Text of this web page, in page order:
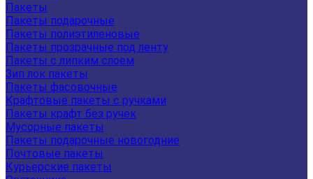
Пакеты
Пакеты подарочные
Пакеты полиэтиленовые
Пакеты прозрачные под ленту
Пакеты с липким слоем
Зип лок пакеты
Пакеты фасовочные
Крафтовые пакеты с ручками
Пакеты крафт без ручек
Мусорные пакеты
Пакеты подарочные новогодние
Почтовые пакеты
Курьерские пакеты